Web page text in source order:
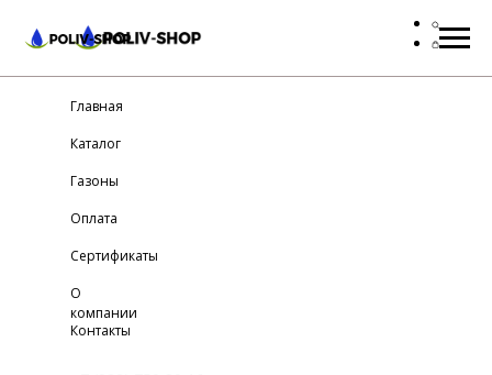
Главная
Каталог
Газоны
Оплата
Сертификаты
О
компании
Контакты